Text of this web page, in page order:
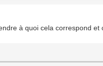
à quoi cela correspond et